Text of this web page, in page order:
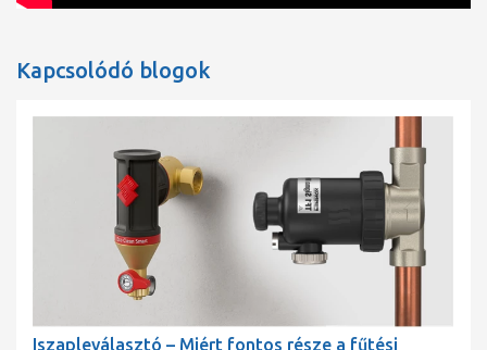
Kapcsolódó blogok
Iszapleválasztó – Miért fontos része a fűtési